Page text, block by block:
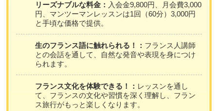
リーズナブルな料金： 入会金9,800円、月会費3,000
円、マンツーマンレッスンは1回（60分）3,000円
と手頃な価格で提供。
生のフランス語に触れられる！： フランス人講師
との会話を通して、自然な発音や表現を身につけ
られます。
フランス文化を体験できる！： レッスンを通し
て、フランスの文化や習慣を深く理解し、フラン
ス旅行がもっと楽しくなります。